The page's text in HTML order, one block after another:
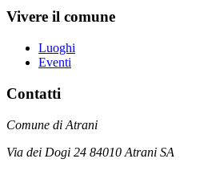
Vivere il comune
Luoghi
Eventi
Contatti
Comune di Atrani
Via dei Dogi 24 84010 Atrani SA